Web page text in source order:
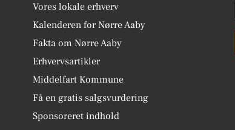
Vores lokale erhverv
Kalenderen for Nørre Aaby
Fakta om Nørre Aaby
Erhvervsartikler
Middelfart Kommune
Få en gratis salgsvurdering
Sponsoreret indhold